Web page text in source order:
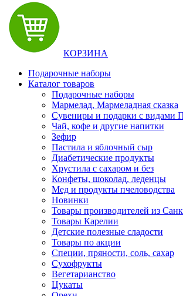
КОРЗИНА
Подарочные наборы
Каталог товаров
Подарочные наборы
Мармелад, Мармеладная сказка
Сувениры и подарки с видами
Чай, кофе и другие напитки
Зефир
Пастила и яблочный сыр
Диабетические продукты
Хрустила с сахаром и без
Конфеты, шоколад, леденцы
Мед и продукты пчеловодства
Новинки
Товары производителей из
Товары Карелии
Детские полезные сладости
Товары по акции
Специи, пряности, соль, сахар
Сухофрукты
Вегетарианство
Цукаты